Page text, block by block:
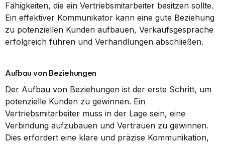
Fähigkeiten, die ein Vertriebsmitarbeiter besitzen sollte.
Ein effektiver Kommunikator kann eine gute Beziehung
zu potenziellen Kunden aufbauen, Verkaufsgespräche
erfolgreich führen und Verhandlungen abschließen.
Aufbau von Beziehungen
Der Aufbau von Beziehungen ist der erste Schritt, um
potenzielle Kunden zu gewinnen. Ein
Vertriebsmitarbeiter muss in der Lage sein, eine
Verbindung aufzubauen und Vertrauen zu gewinnen.
Dies erfordert eine klare und präzise Kommunikation,